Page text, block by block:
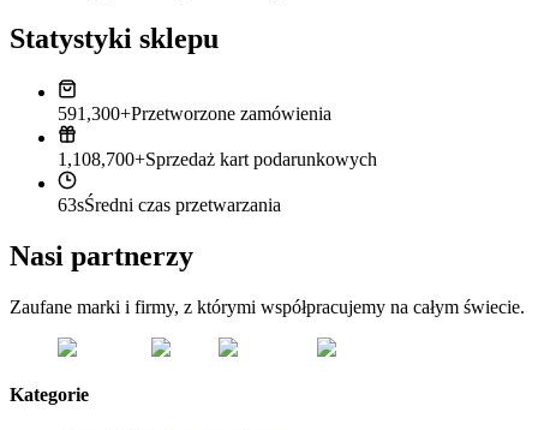
Statystyki sklepu
591,300+Przetworzone zamówienia
1,108,700+Sprzedaż kart podarunkowych
63sŚredni czas przetwarzania
Nasi partnerzy
Zaufane marki i firmy, z którymi współpracujemy na całym świecie.
Kategorie